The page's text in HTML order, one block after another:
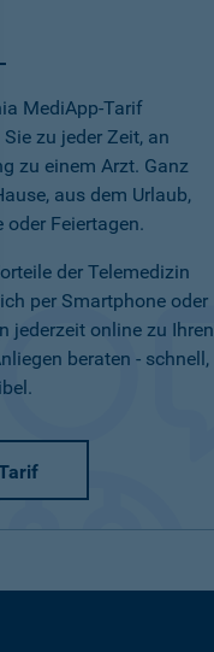
MediApp-Tarif
Sie zu jeder Zeit, an
zu einem Arzt. Ganz
aus dem Urlaub,
oder Feiertagen.
der Telemedizin
per Smartphone oder
jederzeit online zu Ihren
beraten - schnell,